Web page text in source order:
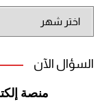
الموقع
السؤال الآن
منصة